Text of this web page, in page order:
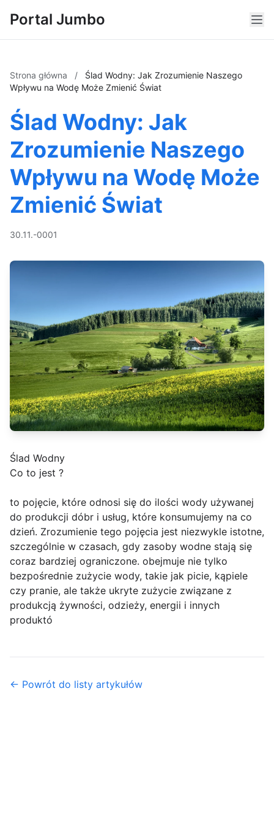
Portal Jumbo
Strona główna /
Ślad Wodny: Jak Zrozumienie Naszego
Wpływu na Wodę Może Zmienić Świat
Ślad Wodny: Jak
Zrozumienie Naszego
Wpływu na Wodę Może
Zmienić Świat
30.11.-0001
Ślad Wodny
Co to jest ?
to pojęcie, które odnosi się do ilości wody używanej
do produkcji dóbr i usług, które konsumujemy na co
dzień. Zrozumienie tego pojęcia jest niezwykle istotne,
szczególnie w czasach, gdy zasoby wodne stają się
coraz bardziej ograniczone. obejmuje nie tylko
bezpośrednie zużycie wody, takie jak picie, kąpiele
czy pranie, ale także ukryte zużycie związane z
produkcją żywności, odzieży, energii i innych
produktó
← Powrót do listy artykułów